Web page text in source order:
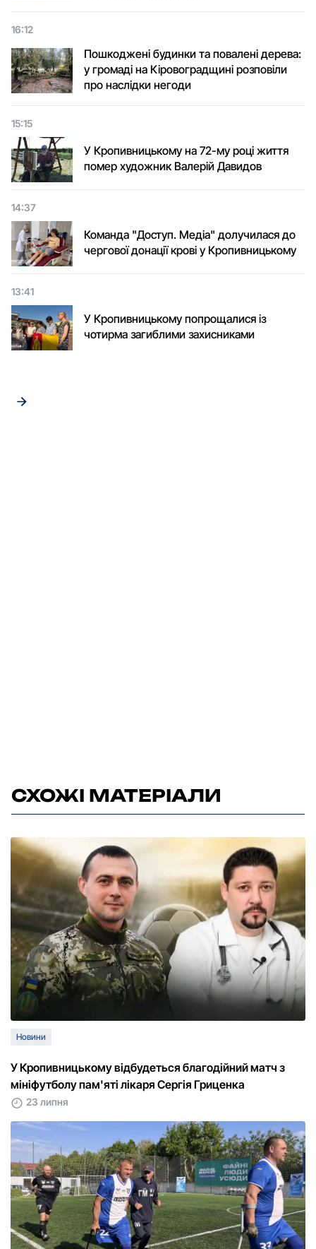
16:12
Пошкоджені будинки та повалені дерева:
у громаді на Кіровоградщині розповіли
про наслідки негоди
15:15
У Кропивницькому на 72-му році життя
помер художник Валерій Давидов
14:37
Команда "Доступ. Медіа" долучилася до
чергової донації крові у Кропивницькому
13:41
У Кропивницькому попрощалися із
чотирма загиблими захисниками
СХОЖІ МАТЕРІАЛИ
Новини
У Кропивницькому відбудеться благодійний матч з
мініфутболу пам'яті лікаря Сергія Гриценка
23 липня